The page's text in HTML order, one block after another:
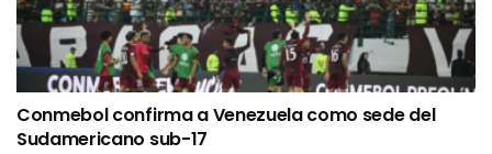
Conmebol confirma a Venezuela como sede del
Sudamericano sub-17